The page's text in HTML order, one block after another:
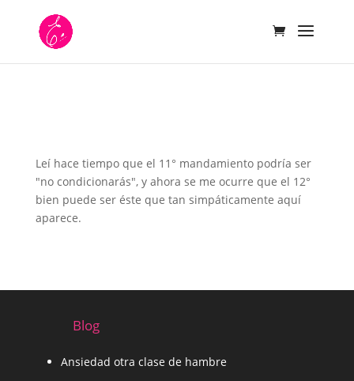
Leí hace tiempo que el 11° mandamiento podría ser
"no condicionarás", y ahora se me ocurre que el 12°
bien puede ser éste que tan simpáticamente aquí
aparece.
Blog
Ansiedad otra clase de hambre